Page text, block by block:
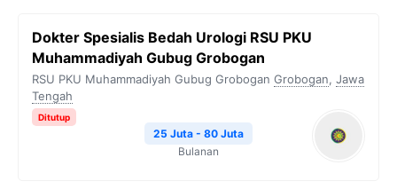
Dokter Spesialis Bedah Urologi RSU PKU
Muhammadiyah Gubug Grobogan
RSU PKU Muhammadiyah Gubug Grobogan Grobogan, Jawa
Tengah
Ditutup
25 Juta - 80 Juta
Bulanan